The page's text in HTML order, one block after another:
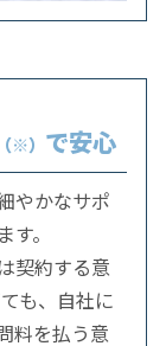
（※） で安心
やかなサポ
。
契約する意
も、自社に
料を払う意